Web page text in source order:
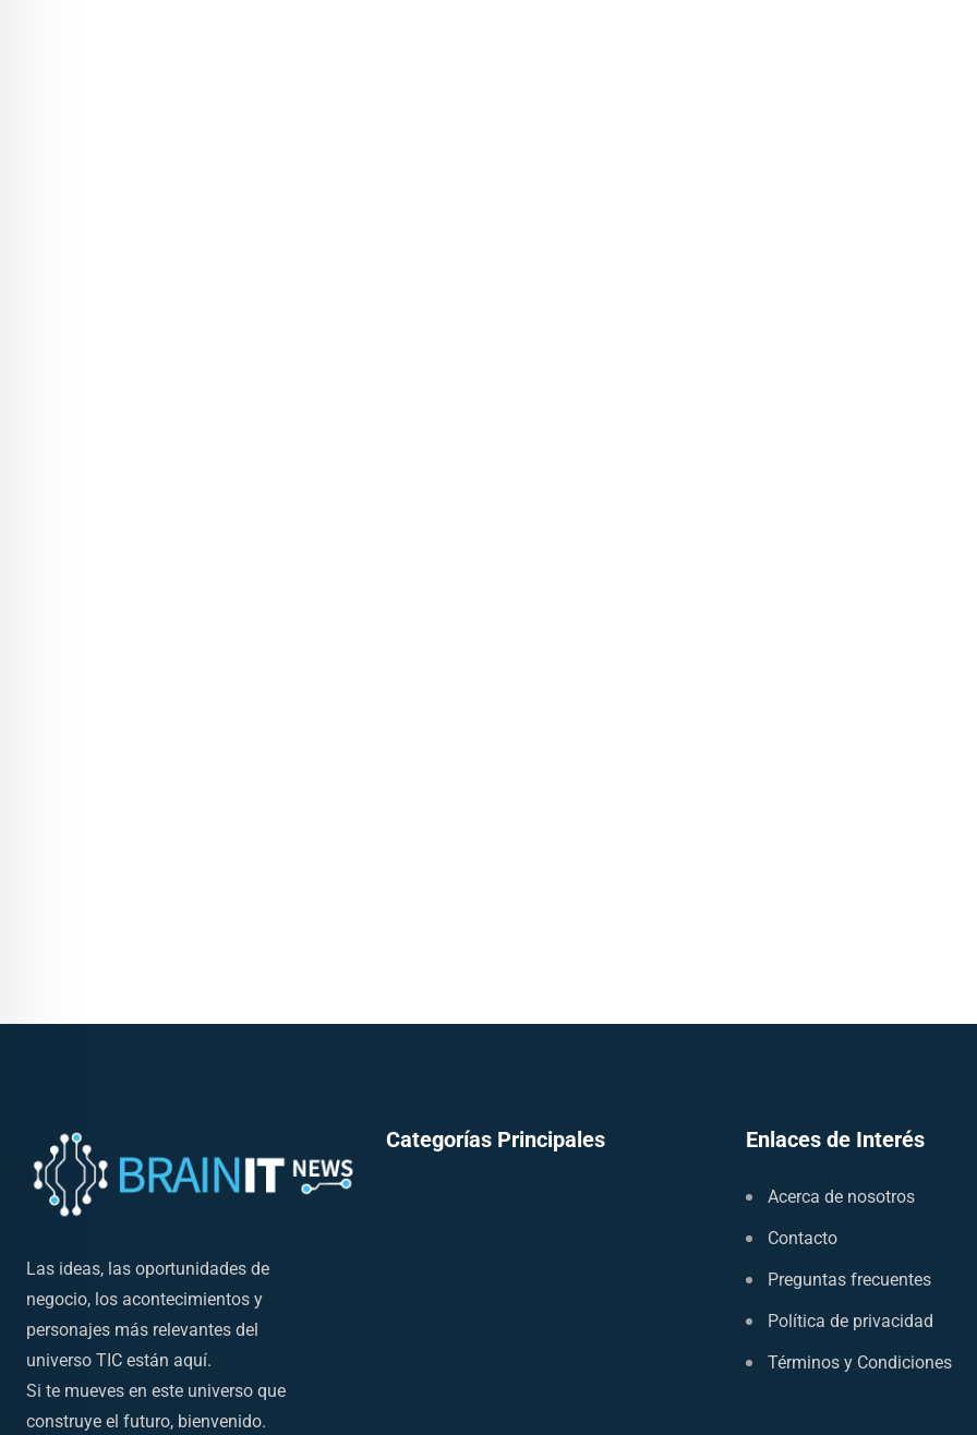
Las ideas, las oportunidades de
negocio, los acontecimientos y
personajes más relevantes del
universo TIC están aquí.
Si te mueves en este universo que
construye el futuro, bienvenido.
Categorías Principales Enlaces de Interés
Acerca de nosotros
Contacto
Preguntas frecuentes
Política de privacidad
Términos y Condiciones